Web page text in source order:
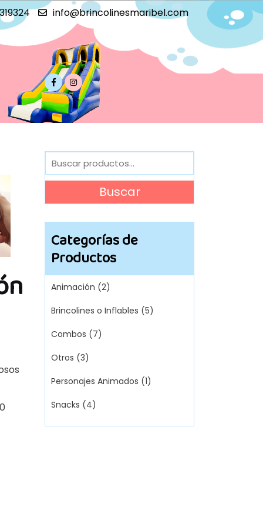
info@brincolinesmaribel.com
Buscar
por:
Buscar
Categorías de
Productos
Animación (2)
Brincolines o Inflables (5)
Combos (7)
Otros (3)
Personajes Animados (1)
Snacks (4)